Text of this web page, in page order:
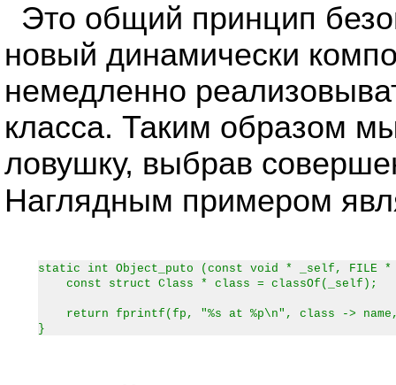
Это общий принцип
новый динамически
немедленно
класса. Таким образом
ловушку, выбрав
Наглядным примером
static int Object_puto (const void * _self, FILE
const struct Class * class = classOf(_self);
return fprintf(fp, "%s at %p\n", class ->
}